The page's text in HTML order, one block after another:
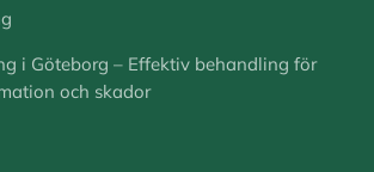
i Göteborg – Effektiv behandling för
och skador